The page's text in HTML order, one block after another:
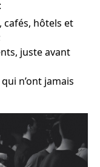
cafés, hôtels et
juste avant
n’ont jamais